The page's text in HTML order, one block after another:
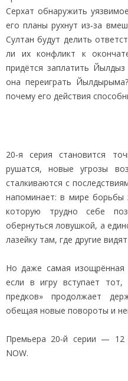
Серхат обнаружить
его планы рухнут из‑за
Султан будут делить
ли их конфликт к
придётся заплатить
она переиграть
почему его действия
20‑я серия становится
рушатся, новые угрозы
сталкиваются с
напоминает: в мире
которую трудно себе
обернуться ловушкой, а
лазейку там, где другие
Но даже самая изощрённая
если в игру вступает
предков» продолжает
обещая новые повороты и
Премьера 20‑й серии — 12
NOW.